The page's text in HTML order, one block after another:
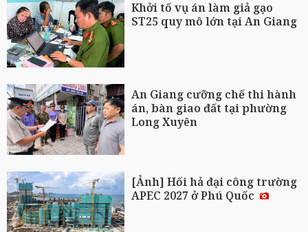
Khởi tố vụ án làm giả gạo
ST25 quy mô lớn tại An Giang
An Giang cưỡng chế thi hành
án, bàn giao đất tại phường
Long Xuyên
[Ảnh] Hối hả đại công trường
APEC 2027 ở Phú Quốc